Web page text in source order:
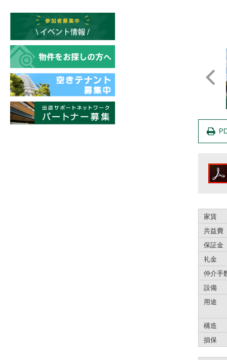
写真
家賃
共益費
保証金
礼金
仲介手
設備
用途
構造
損保